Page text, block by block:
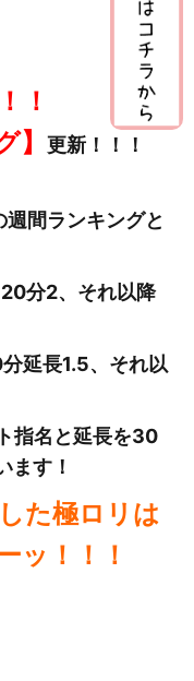
！
更新 ！！！
週間ランキングと
分2、それ以降
延長1.5、それ以
指名と延長を30
ます！
た極ロリは
ッ！！！